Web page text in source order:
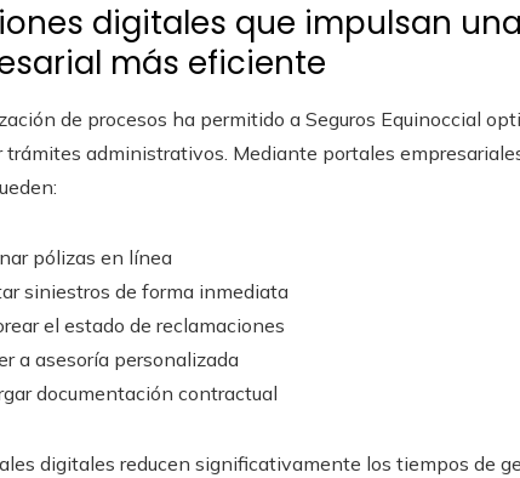
digitales que impulsan
más eficiente
de procesos ha permitido a Seguros Equinoccial
trámites administrativos. Mediante portales
pólizas en línea
siniestros de forma inmediata
el estado de reclamaciones
a asesoría personalizada
documentación contractual
digitales reducen significativamente los tiempos de